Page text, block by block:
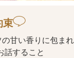
束
甘い香りに包まれ
話すること